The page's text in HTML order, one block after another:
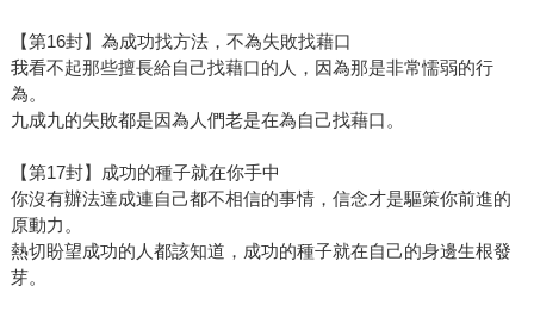
【第16封】為成功找方法，不為失敗找藉口
我看不起那些擅長給自己找藉口的人，因為那是非常懦弱的行
為。
九成九的失敗都是因為人們老是在為自己找藉口。
【第17封】成功的種子就在你手中
你沒有辦法達成連自己都不相信的事情，信念才是驅策你前進的
原動力。
熱切盼望成功的人都該知道，成功的種子就在自己的身邊生根發
芽。